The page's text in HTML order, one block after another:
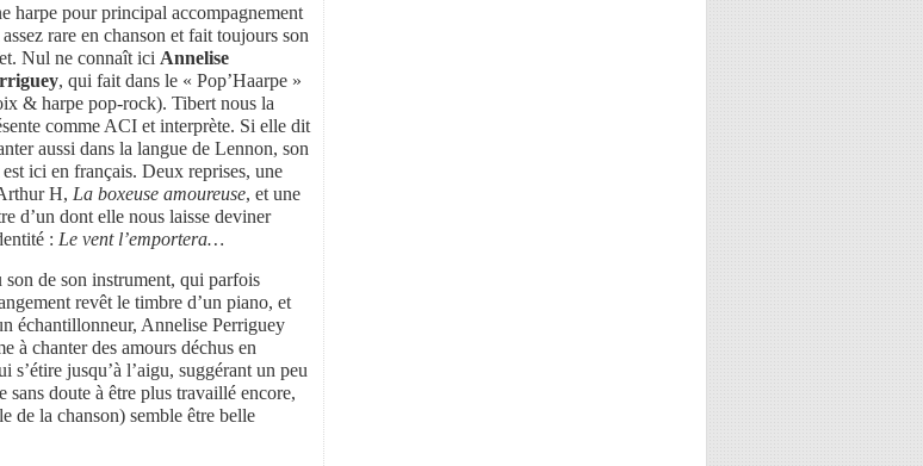
harpe pour principal accompagnement
assez rare en chanson et fait toujours son
Nul ne connaît ici Annelise
, qui fait dans le « Pop’Haarpe »
& harpe pop-rock). Tibert nous la
comme ACI et interprète. Si elle dit
aussi dans la langue de Lennon, son
est ici en français. Deux reprises, une
H, La boxeuse amoureuse, et une
d’un dont elle nous laisse deviner
: Le vent l’emportera…
son de son instrument, qui parfois
revêt le timbre d’un piano, et
échantillonneur, Annelise Perriguey
à chanter des amours déchus en
s’étire jusqu’à l’aigu, suggérant un peu
sans doute à être plus travaillé encore,
de la chanson) semble être belle